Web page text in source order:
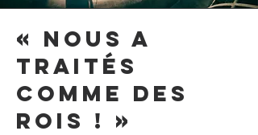
« Nous a
traités
comme des
rois ! »